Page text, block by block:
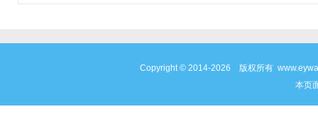
Copyright © 2014-2026 版权所有
本页